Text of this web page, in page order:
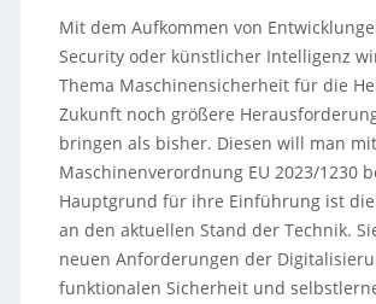
Mit dem Aufkommen von
Security oder künstlicher Intelligenz
Thema Maschinensicherheit für die
Zukunft noch größere
bringen als bisher. Diesen will man
Maschinenverordnung EU 2023/1230
Hauptgrund für ihre Einführung ist
an den aktuellen Stand der Technik.
neuen Anforderungen der
funktionalen Sicherheit und